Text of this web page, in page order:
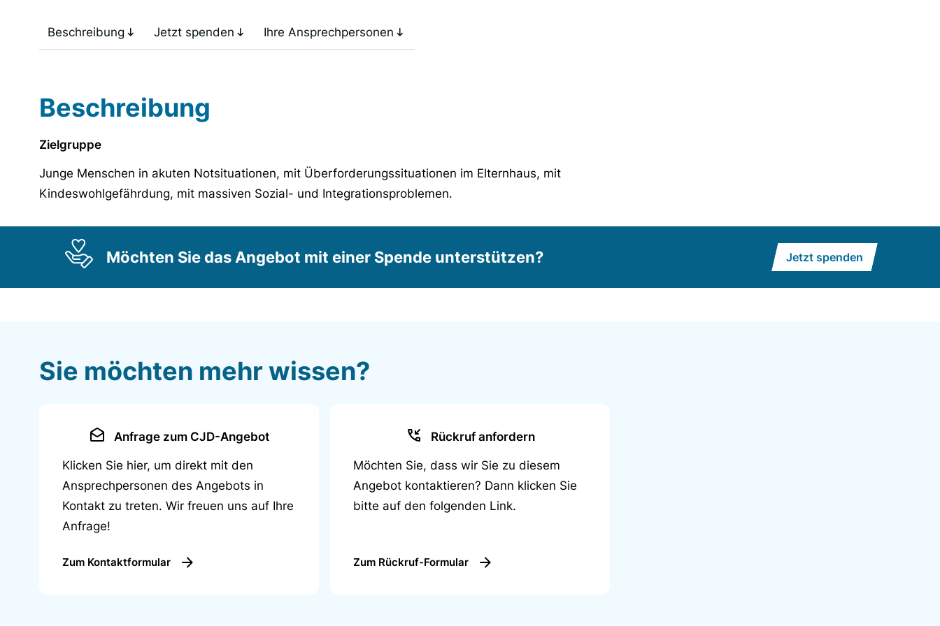
Beschreibung Jetzt spenden Ihre Ansprechpersonen
Beschreibung
Zielgruppe
Junge Menschen in akuten Notsituationen, mit Überforderungssituationen im Elternhaus, mit
Kindeswohlgefährdung, mit massiven Sozial- und Integrationsproblemen.
Möchten Sie das Angebot mit einer Spende unterstützen? Jetzt spenden
Sie möchten mehr wissen?
Anfrage zum CJD-Angebot
Klicken Sie hier, um direkt mit den
Ansprechpersonen des Angebots in
Kontakt zu treten. Wir freuen uns auf Ihre
Anfrage!
Zum Kontaktformular
Rückruf anfordern
Möchten Sie, dass wir Sie zu diesem
Angebot kontaktieren? Dann klicken Sie
bitte auf den folgenden Link.
Zum Rückruf-Formular